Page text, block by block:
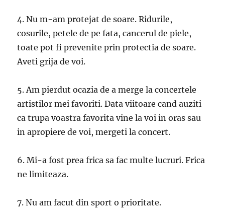
4. Nu m-am protejat de soare. Ridurile,
cosurile, petele de pe fata, cancerul de piele,
toate pot fi prevenite prin protectia de soare.
Aveti grija de voi.
5. Am pierdut ocazia de a merge la concertele
artistilor mei favoriti. Data viitoare cand auziti
ca trupa voastra favorita vine la voi in oras sau
in apropiere de voi, mergeti la concert.
6. Mi-a fost prea frica sa fac multe lucruri. Frica
ne limiteaza.
7. Nu am facut din sport o prioritate.